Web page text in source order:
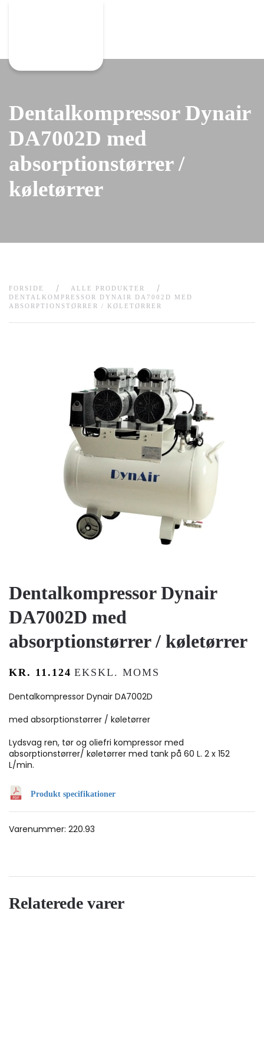
Dentalkompressor Dynair
DA7002D med
absorptionstørrer /
køletørrer
FORSIDE
ALLE PRODUKTER
DENTALKOMPRESSOR DYNAIR DA7002D MED
ABSORPTIONSTØRRER / KØLETØRRER
Dentalkompressor Dynair
DA7002D med
absorptionstørrer / køletørrer
KR. 11.124 EKSKL. MOMS
Dentalkompressor Dynair DA7002D
med absorptionstørrer / køletørrer
Lydsvag ren, tør og oliefri kompressor med
absorptionstørrer/ køletørrer med tank på 60 L. 2 x 152
L/min.
Produkt specifikationer
Varenummer: 220.93
Relaterede varer